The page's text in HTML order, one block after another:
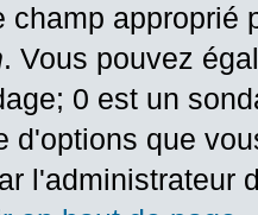
champ
. Vous pouvez
0 est un
d'options que
l'administrateur